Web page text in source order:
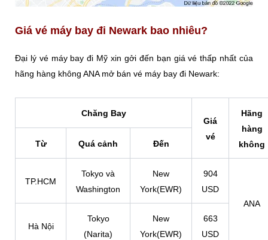
Giá vé máy bay đi Newark bao nhiêu?
Đại lý vé máy bay đi Mỹ xin gởi đến bạn giá vé thấp nhất của
hãng hàng không ANA mở bán vé máy bay đi Newark:
Chăng Bay
Giá
vé
Hãng
hàng
không
Từ Quá cảnh Đến
TP.HCM
Tokyo và
Washington
New
York(EWR)
904
USD
ANA
Hà Nội
Tokyo
(Narita)
New
York(EWR)
663
USD